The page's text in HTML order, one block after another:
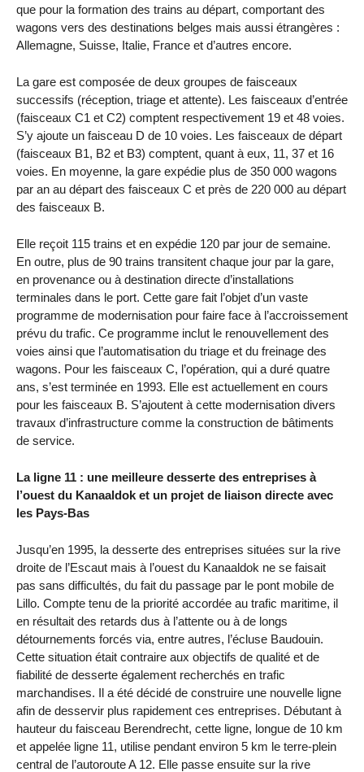
que pour la formation des trains au départ, comportant des
wagons vers des destinations belges mais aussi étrangères :
Allemagne, Suisse, Italie, France et d’autres encore.
La gare est composée de deux groupes de faisceaux
successifs (réception, triage et attente). Les faisceaux d’entrée
(faisceaux C1 et C2) comptent respectivement 19 et 48 voies.
S’y ajoute un faisceau D de 10 voies. Les faisceaux de départ
(faisceaux B1, B2 et B3) comptent, quant à eux, 11, 37 et 16
voies. En moyenne, la gare expédie plus de 350 000 wagons
par an au départ des faisceaux C et près de 220 000 au départ
des faisceaux B.
Elle reçoit 115 trains et en expédie 120 par jour de semaine.
En outre, plus de 90 trains transitent chaque jour par la gare,
en provenance ou à destination directe d’installations
terminales dans le port. Cette gare fait l’objet d’un vaste
programme de modernisation pour faire face à l’accroissement
prévu du trafic. Ce programme inclut le renouvellement des
voies ainsi que l’automatisation du triage et du freinage des
wagons. Pour les faisceaux C, l’opération, qui a duré quatre
ans, s’est terminée en 1993. Elle est actuellement en cours
pour les faisceaux B. S’ajoutent à cette modernisation divers
travaux d’infrastructure comme la construction de bâtiments
de service.
La ligne 11 : une meilleure desserte des entreprises à
l’ouest du Kanaaldok et un projet de liaison directe avec
les Pays-Bas
Jusqu’en 1995, la desserte des entreprises situées sur la rive
droite de l’Escaut mais à l’ouest du Kanaaldok ne se faisait
pas sans difficultés, du fait du passage par le pont mobile de
Lillo. Compte tenu de la priorité accordée au trafic maritime, il
en résultait des retards dus à l’attente ou à de longs
détournements forcés via, entre autres, l’écluse Baudouin.
Cette situation était contraire aux objectifs de qualité et de
fiabilité de desserte également recherchés en trafic
marchandises. Il a été décidé de construire une nouvelle ligne
afin de desservir plus rapidement ces entreprises. Débutant à
hauteur du faisceau Berendrecht, cette ligne, longue de 10 km
et appelée ligne 11, utilise pendant environ 5 km le terre-plein
central de l’autoroute A 12. Elle passe ensuite sur la rive